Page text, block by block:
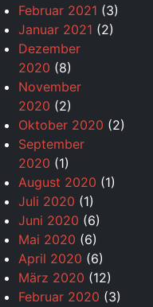
Februar 2021 (3)
Januar 2021 (2)
Dezember
2020 (8)
November
2020 (2)
Oktober 2020 (2)
September
2020 (1)
August 2020 (1)
Juli 2020 (1)
Juni 2020 (6)
Mai 2020 (6)
April 2020 (6)
März 2020 (12)
Februar 2020 (3)